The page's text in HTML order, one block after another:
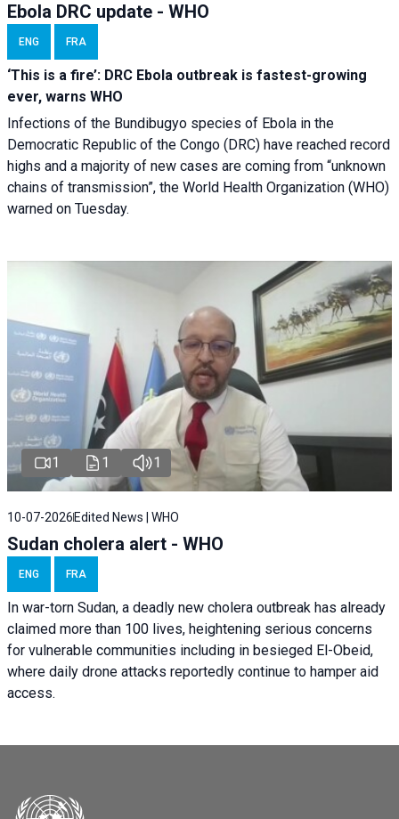
Ebola DRC update - WHO
ENG FRA
‘This is a fire’: DRC Ebola outbreak is fastest-growing
ever, warns WHO
Infections of the Bundibugyo species of Ebola in the
Democratic Republic of the Congo (DRC) have reached record
highs and a majority of new cases are coming from “unknown
chains of transmission”, the World Health Organization (WHO)
warned on Tuesday.
1 1 1
10-07-2026 Edited News | WHO
Sudan cholera alert - WHO
ENG FRA
In war-torn Sudan, a deadly new cholera outbreak has already
claimed more than 100 lives, heightening serious concerns
for vulnerable communities including in besieged El-Obeid,
where daily drone attacks reportedly continue to hamper aid
access.